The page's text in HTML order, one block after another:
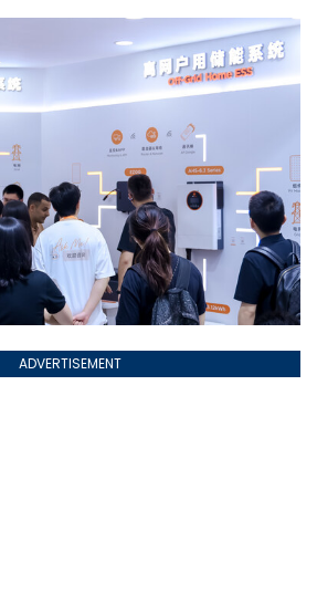
ADVERTISEMENT